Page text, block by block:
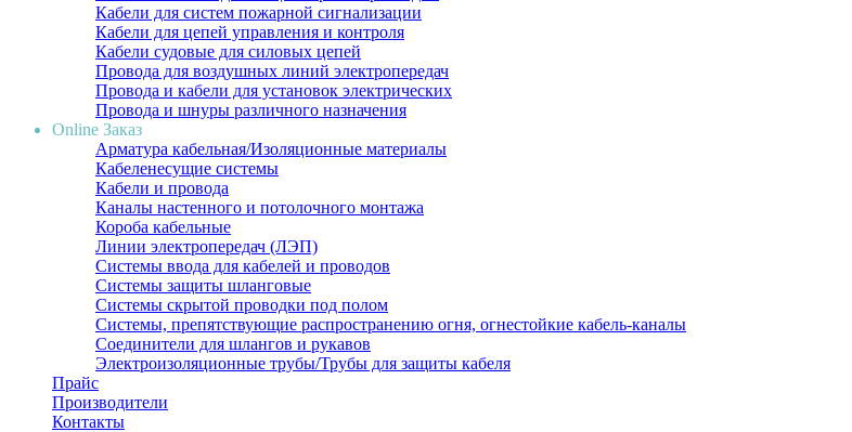
Кабели для систем пожарной сигнализации
Кабели для цепей управления и контроля
Кабели судовые для силовых цепей
Провода для воздушных линий электропередач
Провода и кабели для установок электрических
Провода и шнуры различного назначения
Online Заказ
Арматура кабельная/Изоляционные материалы
Кабеленесущие системы
Кабели и провода
Каналы настенного и потолочного монтажа
Короба кабельные
Линии электропередач (ЛЭП)
Системы ввода для кабелей и проводов
Системы защиты шланговые
Системы скрытой проводки под полом
Системы, препятствующие распространению огня, огнестойкие кабель-каналы
Соединители для шлангов и рукавов
Электроизоляционные трубы/Трубы для защиты кабеля
Прайс
Производители
Контакты